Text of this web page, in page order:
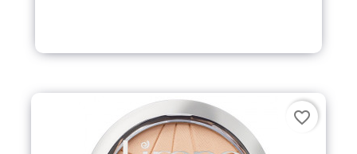
favorite_border